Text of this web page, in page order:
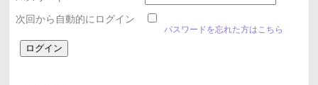
次回から自動的にログイン
パスワードを忘れた方はこちら